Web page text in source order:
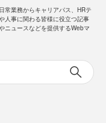
常業務からキャリアパス、HRテ
人事に関わる皆様に役立つ記事
ニュースなどを提供するWebマ